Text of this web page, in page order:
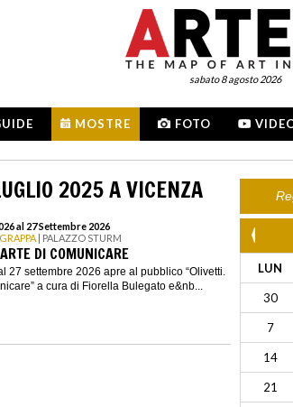
sabato 8 agosto 2026
MOSTRE FOTO
2025 A VICENZA
al 27 Settembre 2026
| PALAZZO STURM
DI COMUNICARE
27 settembre 2026 apre al pubblico “Olivetti.
a cura di Fiorella Bulegato e&nb...
LUN
30
7
14
21